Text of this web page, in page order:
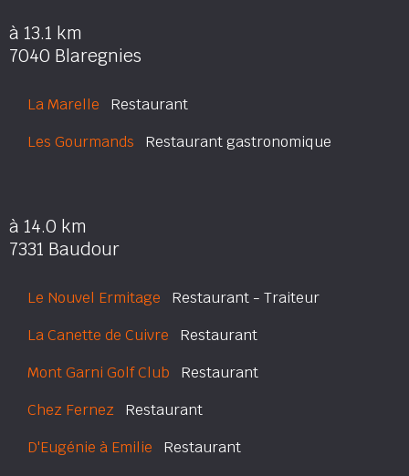
à 13.1 km
7040 Blaregnies
La Marelle Restaurant
Les Gourmands Restaurant gastronomique
à 14.0 km
7331 Baudour
Le Nouvel Ermitage Restaurant - Traiteur
La Canette de Cuivre Restaurant
Mont Garni Golf Club Restaurant
Chez Fernez Restaurant
D'Eugénie à Emilie Restaurant